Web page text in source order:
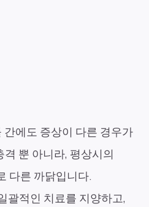
에도 증상이 다른 경우가
뿐 아니라, 평상시의
다른 까닭입니다.
괄적인 치료를 지양하고,